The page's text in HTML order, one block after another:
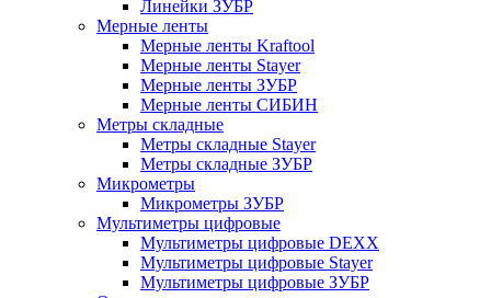
Линейки ЗУБР
Мерные ленты
Мерные ленты Kraftool
Мерные ленты Stayer
Мерные ленты ЗУБР
Мерные ленты СИБИН
Метры складные
Метры складные Stayer
Метры складные ЗУБР
Микрометры
Микрометры ЗУБР
Мультиметры цифровые
Мультиметры цифровые DEXX
Мультиметры цифровые Stayer
Мультиметры цифровые ЗУБР